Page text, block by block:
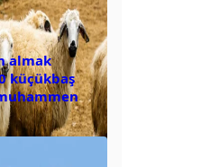
almak
küçükbaş